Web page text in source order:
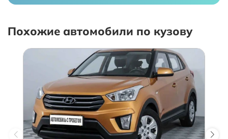
Похожие автомобили по кузову